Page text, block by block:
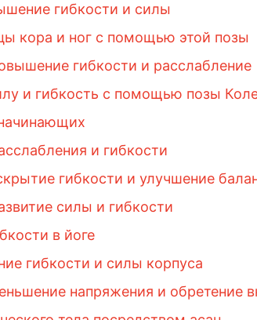
гибкости и силы
кора и ног с помощью этой позы
гибкости и расслабление
и гибкость с помощью позы
и гибкости
гибкости и улучшение
силы и гибкости
в йоге
гибкости и силы корпуса
напряжения и обретение